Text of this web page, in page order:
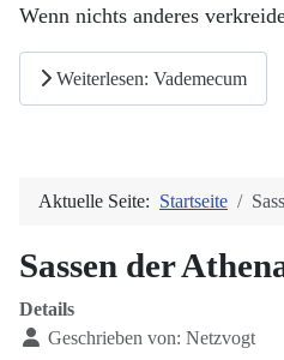
Wenn nichts anderes
Weiterlesen: Vademecum
Aktuelle Seite: Startseite
Sassen der
Details
Geschrieben von: Netzvogt